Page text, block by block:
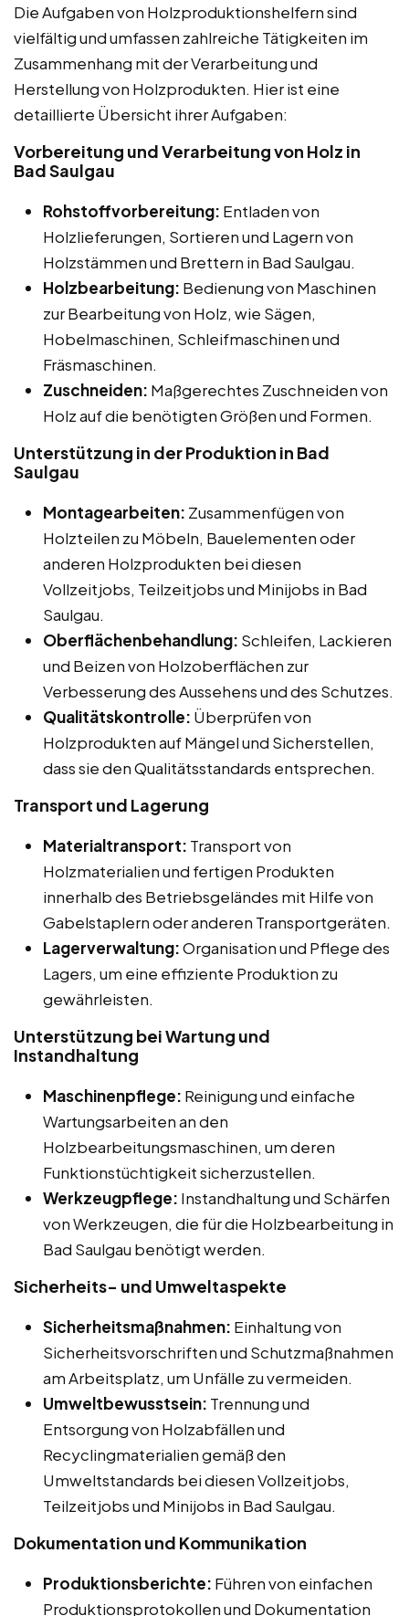
Die Aufgaben von Holzproduktionshelfern sind
vielfältig und umfassen zahlreiche Tätigkeiten im
Zusammenhang mit der Verarbeitung und
Herstellung von Holzprodukten. Hier ist eine
detaillierte Übersicht ihrer Aufgaben:
Vorbereitung und Verarbeitung von Holz in
Bad Saulgau
Rohstoffvorbereitung: Entladen von
Holzlieferungen, Sortieren und Lagern von
Holzstämmen und Brettern in Bad Saulgau.
Holzbearbeitung: Bedienung von Maschinen
zur Bearbeitung von Holz, wie Sägen,
Hobelmaschinen, Schleifmaschinen und
Fräsmaschinen.
Zuschneiden: Maßgerechtes Zuschneiden von
Holz auf die benötigten Größen und Formen.
Unterstützung in der Produktion in Bad
Saulgau
Montagearbeiten: Zusammenfügen von
Holzteilen zu Möbeln, Bauelementen oder
anderen Holzprodukten bei diesen
Vollzeitjobs, Teilzeitjobs und Minijobs in Bad
Saulgau.
Oberflächenbehandlung: Schleifen, Lackieren
und Beizen von Holzoberflächen zur
Verbesserung des Aussehens und des Schutzes.
Qualitätskontrolle: Überprüfen von
Holzprodukten auf Mängel und Sicherstellen,
dass sie den Qualitätsstandards entsprechen.
Transport und Lagerung
Materialtransport: Transport von
Holzmaterialien und fertigen Produkten
innerhalb des Betriebsgeländes mit Hilfe von
Gabelstaplern oder anderen Transportgeräten.
Lagerverwaltung:Organisation und Pflege des
Lagers, um eine effiziente Produktion zu
gewährleisten.
Unterstützung bei Wartung und
Instandhaltung
Maschinenpflege: Reinigung und einfache
Wartungsarbeiten an den
Holzbearbeitungsmaschinen, um deren
Funktionstüchtigkeit sicherzustellen.
Werkzeugpflege: Instandhaltung und Schärfen
von Werkzeugen, die für die Holzbearbeitung in
Bad Saulgau benötigt werden.
Sicherheits- und Umweltaspekte
Sicherheitsmaßnahmen: Einhaltung von
Sicherheitsvorschriften und Schutzmaßnahmen
am Arbeitsplatz, um Unfälle zu vermeiden.
Umweltbewusstsein: Trennung und
Entsorgung von Holzabfällen und
Recyclingmaterialien gemäß den
Umweltstandards bei diesen Vollzeitjobs,
Teilzeitjobs und Minijobs in Bad Saulgau.
Dokumentation und Kommunikation
Produktionsberichte: Führen von einfachen
Produktionsprotokollen und Dokumentation